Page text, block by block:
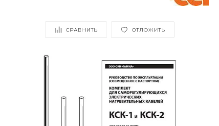
СРАВНИТЬ ОТЛОЖИТЬ